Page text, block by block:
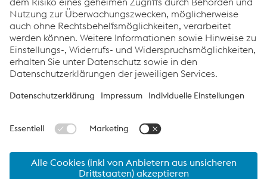
Innovation & Technologie
Nachhaltigkeit
12.03.2025
Automotive Dialogue 2025
Jetzt entdecken
ultralights by voestalpine - Stähle für den automobilen
Kontakt